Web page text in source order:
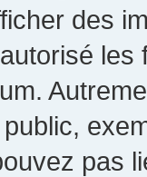
des
pas